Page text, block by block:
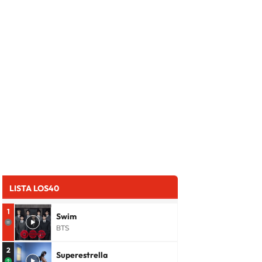
LISTA LOS40
1 Swim
BTS
2 Superestrella